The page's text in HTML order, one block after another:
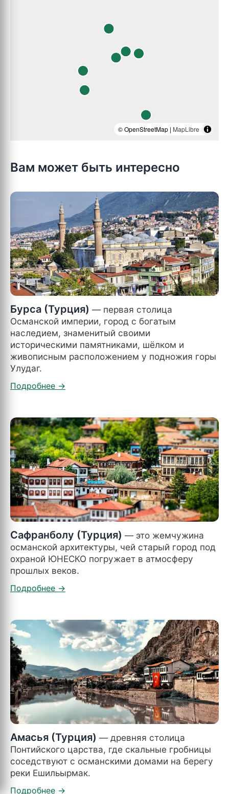
© OpenStreetMap | MapLibre
Вам может быть интересно
Бурса (Турция) — первая столица
Османской империи, город с богатым
наследием, знаменитый своими
историческими памятниками, шёлком и
живописным расположением у подножия горы
Улудаг.
Сафранболу (Турция) — это жемчужина
османской архитектуры, чей старый город под
охраной ЮНЕСКО погружает в атмосферу
прошлых веков.
Амасья (Турция) — древняя столица
Понтийского царства, где скальные гробницы
соседствуют с османскими домами на берегу
реки Ешильырмак.